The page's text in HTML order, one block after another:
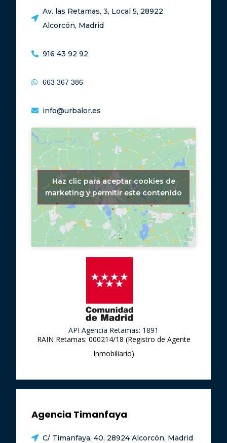
Av. las Retamas, 3, Local 5, 28922
Alcorcón, Madrid
916 43 92 92
663 367 386
info@urbalor.es
Haz clic para aceptar cookies de
marketing y permitir este contenido
API Agencia Retamas: 1891
RAIN Retamas: 000214/18 (Registro de Agente
Inmobiliario)
Agencia Timanfaya
C/ Timanfaya, 40, 28924 Alcorcón, Madrid